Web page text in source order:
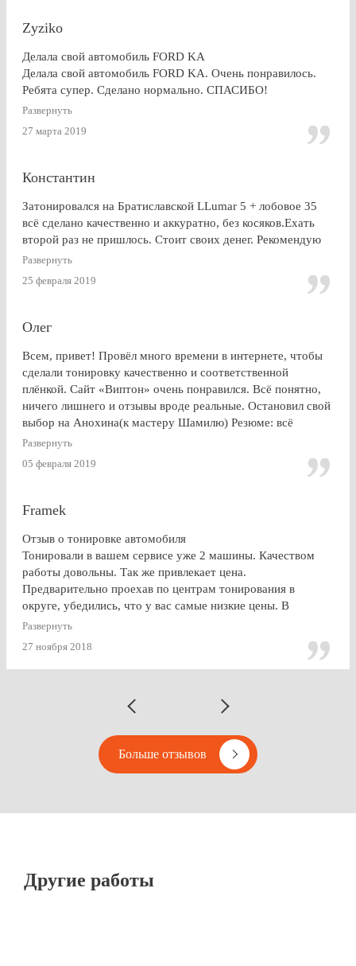
Zyziko
Делала свой автомобиль FORD KA
Делала свой автомобиль FORD KA. Очень понравилось.
Ребята супер. Сделано нормально. СПАСИБО!
Развернуть
27 марта 2019
Константин
Затонировался на Братиславской LLumar 5 + лобовое 35
всё сделано качественно и аккуратно, без косяков.Ехать
второй раз не пришлось. Стоит своих денег. Рекомендую
Развернуть
25 февраля 2019
Олег
Всем, привет! Провёл много времени в интернете, чтобы
сделали тонировку качественно и соответственной
плёнкой. Сайт «Виптон» очень понравился. Всё понятно,
ничего лишнего и отзывы вроде реальные. Остановил свой
выбор на Анохина(к мастеру Шамилю) Резюме: всё
именно так, как и написано в отзывах!!!) Я остался очень
Развернуть
05 февраля 2019
Framek
Отзыв о тонировке автомобиля
Тонировали в вашем сервисе уже 2 машины. Качеством
работы довольны. Так же привлекает цена.
Предварительно проехав по центрам тонирования в
округе, убедились, что у вас самые низкие цены. В
будущем, думаю, будем так же пользоваться услугами
Развернуть
27 ноября 2018
Больше отзывов
Другие работы